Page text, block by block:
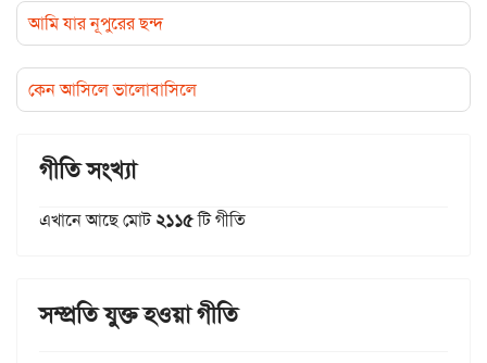
আমি যার নূপুরের ছন্দ
কেন আসিলে ভালোবাসিলে
গীতি সংখ্যা
এখানে আছে মোট২১১৫টি গীতি
সম্প্রতি যুক্ত হওয়া গীতি